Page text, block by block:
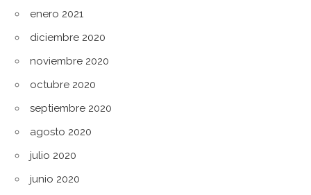
enero 2021
diciembre 2020
noviembre 2020
octubre 2020
septiembre 2020
agosto 2020
julio 2020
junio 2020